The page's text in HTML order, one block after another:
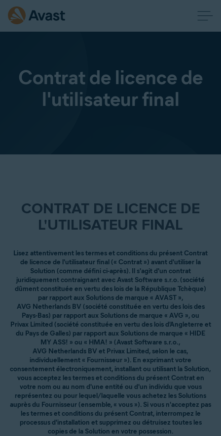
Contrat de licence de
l'utilisateur final
CONTRAT DE LICENCE DE
L'UTILISATEUR FINAL
Lisez attentivement les termes et conditions du présent Contrat
de licence de l'utilisateur final (« Contrat ») avant d'utiliser la
Solution (comme défini ci-après). Il s'agit d'un contrat
juridiquement contraignant avec Avast Software s.r.o. (société
dûment constituée en vertu des lois de la République Tchèque)
par rapport aux Solutions de marque « AVAST »,
AVG Netherlands BV (société constituée en vertu des lois des
Pays-Bas) par rapport aux Solutions de marque « AVG », ou
Privax Limited (société constituée en vertu des lois d'Angleterre et
du Pays de Galles) par rapport aux Solutions de marque « HIDE
MY ASS! » ou « HMA! » (Avast Software s.r.o.,
AVG Netherlands BV et Privax Limited, selon le cas,
individuellement « Fournisseur »). En exprimant votre
consentement électroniquement, installant ou utilisant la Solution,
vous acceptez les termes et conditions du présent Contrat en
votre nom ou au nom d'une entité ou d'un individu que vous
représentez ou pour lequel/laquelle vous achetez les Solutions
auprès du Fournisseur (ensemble, « vous »). Si vous n'acceptez pas
les termes et conditions du présent Contrat, interrompez le
processus d'installation et supprimez ou détruisez toutes les
copies de la Solution en votre possession.